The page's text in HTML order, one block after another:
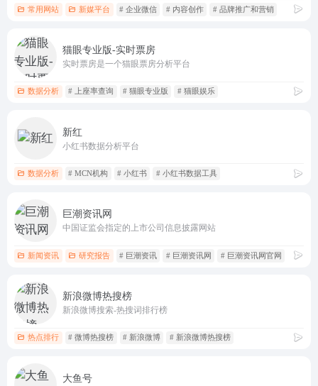
常用网站 新媒平台 # 企业微信 # 内容创作 # 品牌推广和营销
猫眼专业版-实时票房
实时票房是一个猫眼票房分析平台
数据分析 # 上座率查询 # 猫眼专业版 # 猫眼娱乐
新红
小红书数据分析平台
数据分析 # MCN机构 # 小红书 # 小红书数据工具
巨潮资讯网
中国证监会指定的上市公司信息披露网站
新闻资讯 研究报告 # 巨潮资讯 # 巨潮资讯网 # 巨潮资讯网官网
新浪微博热搜榜
新浪微博搜索-热搜词排行榜
热点排行 # 微博热搜榜 # 新浪微博 # 新浪微博热搜榜
大鱼号